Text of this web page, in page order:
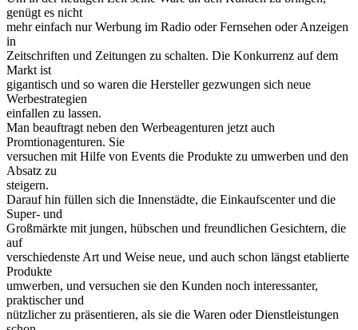
genügt es nicht
mehr einfach nur Werbung im Radio oder Fernsehen oder Anzeigen
in
Zeitschriften und Zeitungen zu schalten. Die Konkurrenz auf dem
Markt ist
gigantisch und so waren die Hersteller gezwungen sich neue
Werbestrategien
einfallen zu lassen.
Man beauftragt neben den Werbeagenturen jetzt auch
Promtionagenturen. Sie
versuchen mit Hilfe von Events die Produkte zu umwerben und den
Absatz zu
steigern.
Darauf hin füllen sich die Innenstädte, die Einkaufscenter und die
Super- und
Großmärkte mit jungen, hübschen und freundlichen Gesichtern, die
auf
verschiedenste Art und Weise neue, und auch schon längst etablierte
Produkte
umwerben, und versuchen sie den Kunden noch interessanter,
praktischer und
nützlicher zu präsentieren, als sie die Waren oder Dienstleistungen